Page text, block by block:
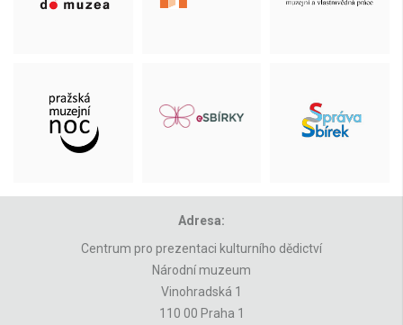
Adresa:
Centrum pro prezentaci kulturního dědictví
Národní muzeum
Vinohradská 1
110 00 Praha 1